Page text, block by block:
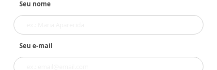
Seu nome
Seu e-mail